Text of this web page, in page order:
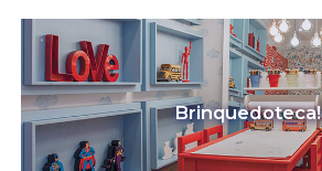
Brinquedoteca!